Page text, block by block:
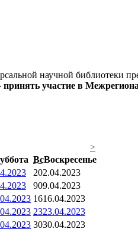
научной библиотеки
участие в
>
ВсВоскресенье
202.04.2023
909.04.2023
1616.04.2023
2323.04.2023
3030.04.2023